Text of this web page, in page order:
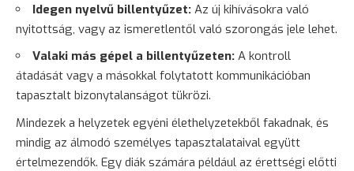
Idegen nyelvű billentyűzet: Az új kihívásokra való
nyitottság, vagy az ismeretlentől való szorongás jele lehet.
Valaki más gépel a billentyűzeten: A kontroll
átadását vagy a másokkal folytatott kommunikációban
tapasztalt bizonytalanságot tükrözi.
Mindezek a helyzetek egyéni élethelyzetekből fakadnak, és
mindig az álmodó személyes tapasztalataival együtt
értelmezendők. Egy diák számára például az érettségi előtti